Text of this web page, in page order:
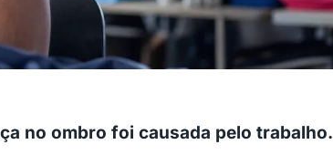
no ombro foi causada pelo trabalho.